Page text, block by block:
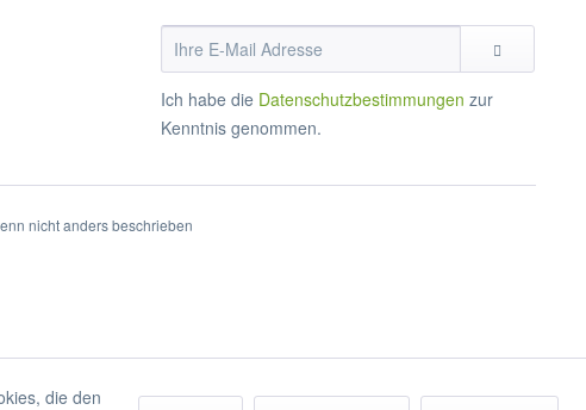
Ich habe die Datenschutzbestimmungen zur
Kenntnis genommen.
nicht anders beschrieben
die den